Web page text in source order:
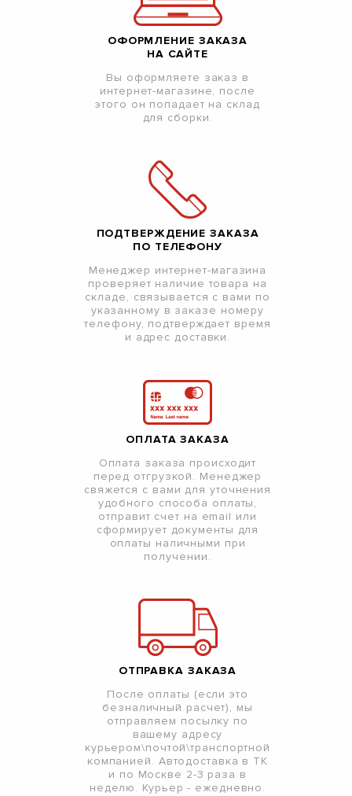
ОФОРМЛЕНИЕ ЗАКАЗА
НА САЙТЕ
Вы оформляете заказ в
интернет-магазине, после
этого он попадает на склад
для сборки.
ПОДТВЕРЖДЕНИЕ ЗАКАЗА
ПО ТЕЛЕФОНУ
Менеджер интернет-магазина
проверяет наличие товара на
складе, связывается с вами по
указанному в заказе номеру
телефону, подтверждает время
и адрес доставки.
ОПЛАТА ЗАКАЗА
Оплата заказа происходит
перед отгрузкой. Менеджер
свяжется с вами для уточнения
удобного способа оплаты,
отправит счет на email или
сформирует документы для
оплаты наличными при
получении.
ОТПРАВКА ЗАКАЗА
После оплаты (если это
безналичный расчет), мы
отправляем посылку по
вашему адресу
курьером\почтой\транспортной
компанией. Автодоставка в ТК
и по Москве 2-3 раза в
неделю. Курьер - ежедневно.